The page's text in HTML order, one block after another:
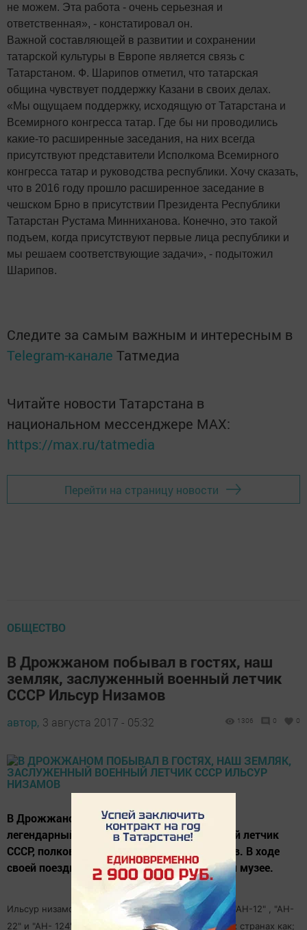
не можем. Эта работа - очень серьезная и
ответственная», - констатировал он.
Важной составляющей в развитии и сохранении
татарской культуры в Европе является связь с
Татарстаном. Ф. Шарипов отметил, что татарская
община чувствует поддержку Казани в своих делах.
«Мы ощущаем поддержку, исходящую от Татарстана и
Всемирного конгресса татар. Где бы ни проводились
какие-то расширенные заседания, на них всегда
присутствуют представители Исполкома Всемирного
конгресса татар и руководства республики. Хочу сказать,
что в 2016 году прошло расширенное заседание в
чешском Брно в присутствии Президента Республики
Татарстан Рустама Минниханова. Конечно, это такой
подъем, когда присутствуют первые лица республики и
мы решаем соответствующие задачи», - подытожил
Шарипов.
Следите за самым важным и интересным в
Telegram-канале Татмедиа
Читайте новости Татарстана в
национальном мессенджере MАХ:
https://max.ru/tatmedia
Перейти на страницу новости
ОБЩЕСТВО
В Дрожжаном побывал в гостях, наш
земляк, заслуженный военный летчик
СССР Ильсур Низамов
автор, 3 августа 2017 - 05:32 1306 0 0
В Дрожжановском районе гостях побывал
легендарный земляк, заслуженный военный летчик
СССР, полковник в отставке Ильсур Низамов. В ходе
своей поездки он побывал в краеведческом музее.
Ильсур низамов за штурвалом самолетов; "ТУ- 4", "АН-12" , "АН-
22" и "АН- 124" он выполнял боевые задачи в таких странах как;